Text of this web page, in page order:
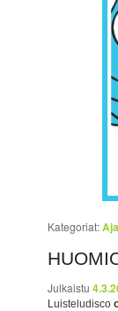
Kategoriat:
Julkaistu
Luisteludisco